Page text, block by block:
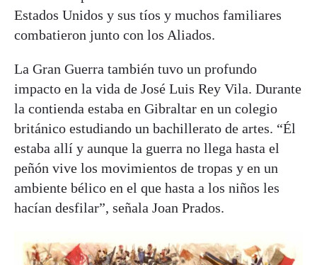
Estados Unidos y sus tíos y muchos familiares
combatieron junto con los Aliados.
La Gran Guerra también tuvo un profundo
impacto en la vida de José Luis Rey Vila. Durante
la contienda estaba en Gibraltar en un colegio
británico estudiando un bachillerato de artes. “Él
estaba allí y aunque la guerra no llega hasta el
peñón vive los movimientos de tropas y en un
ambiente bélico en el que hasta a los niños les
hacían desfilar”, señala Joan Prados.